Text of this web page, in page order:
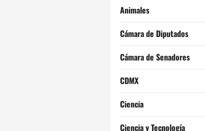
Animales
Cámara de Diputados
Cámara de Senadores
CDMX
Ciencia
Ciencia y Tecnología